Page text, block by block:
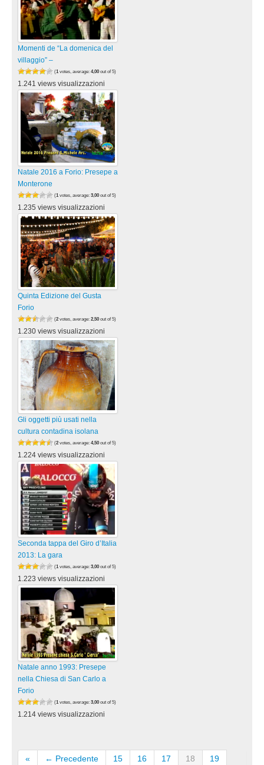
Momenti de “La domenica del
villaggio” –
(1 votes, average: 4,00 out of 5)
1.241 views visualizzazioni
Natale 2016 a Forio: Presepe a
Monterone
(1 votes, average: 3,00 out of 5)
1.235 views visualizzazioni
Quinta Edizione del Gusta
Forio
(2 votes, average: 2,50 out of 5)
1.230 views visualizzazioni
Gli oggetti più usati nella
cultura contadina isolana
(2 votes, average: 4,50 out of 5)
1.224 views visualizzazioni
Seconda tappa del Giro d’Italia
2013: La gara
(1 votes, average: 3,00 out of 5)
1.223 views visualizzazioni
Natale anno 1993: Presepe
nella Chiesa di San Carlo a
Forio
(1 votes, average: 3,00 out of 5)
1.214 views visualizzazioni
« ← Precedente 15 16 17 18
19